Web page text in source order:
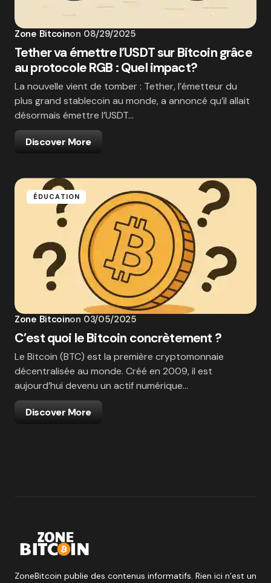
Zone Bitcoinon 08/29/2025
Tether va émettre l’USDT sur Bitcoin grâce
au protocole RGB : Quel impact?
La nouvelle vient de tomber : Tether, l’émetteur du
plus grand stablecoin au monde, a annoncé qu’il allait
désormais émettre l’USDT…
Discover More
ÉDUCATION
Zone Bitcoinon 03/05/2025
C’est quoi le Bitcoin concrètement ?
Le Bitcoin (BTC) est la première cryptomonnaie
décentralisée au monde. Créé en 2009, il est
aujourd’hui devenu un actif numérique…
Discover More
ZoneBitcoin publie des contenus informatifs. Rien ici n’est un